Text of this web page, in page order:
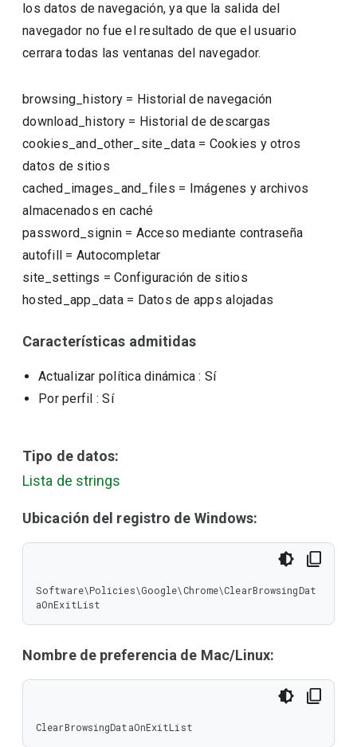
los datos de navegación, ya que la salida del
navegador no fue el resultado de que el usuario
cerrara todas las ventanas del navegador.
browsing_history = Historial de navegación
download_history = Historial de descargas
cookies_and_other_site_data= Cookies y otros
datos de sitios
cached_images_and_files = Imágenes y archivos
almacenados en caché
password_signin= Acceso mediante contraseña
autofill = Autocompletar
site_settings =Configuración de sitios
hosted_app_data= Datos de apps alojadas
Características admitidas
Actualizar política dinámica : Sí
Por perfil : Sí
Tipo de datos:
Lista de strings
Ubicación del registro de Windows:
Software\Policies\Google\Chrome\ClearBrowsingDat
aOnExitList
Nombre de preferencia de Mac/Linux:
ClearBrowsingDataOnExitList